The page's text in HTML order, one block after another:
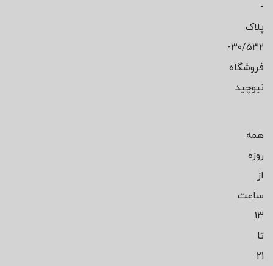
-
پلاک
۳۰/۵۳۲-
فروشگاه
نیوچید
همه
روزه
از
ساعت
13
تا
21